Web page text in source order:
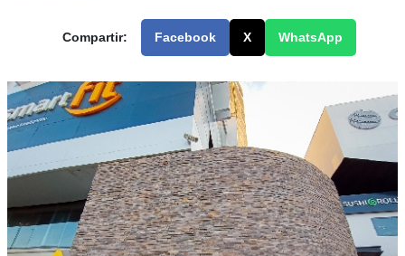
Compartir: Facebook X WhatsApp